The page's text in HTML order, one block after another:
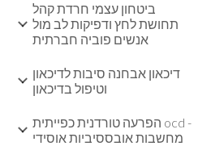
ביטחון עצמי חרדת קהל
תחושת לחץ ודפיקות לב מול
אנשים פוביה חברתית
דיכאון אבחנה סיבות לדיכאון
וטיפול בדיכאון
הפרעה טורדנית כפייתית ocd -
מחשבות אובססיביות אוסידי